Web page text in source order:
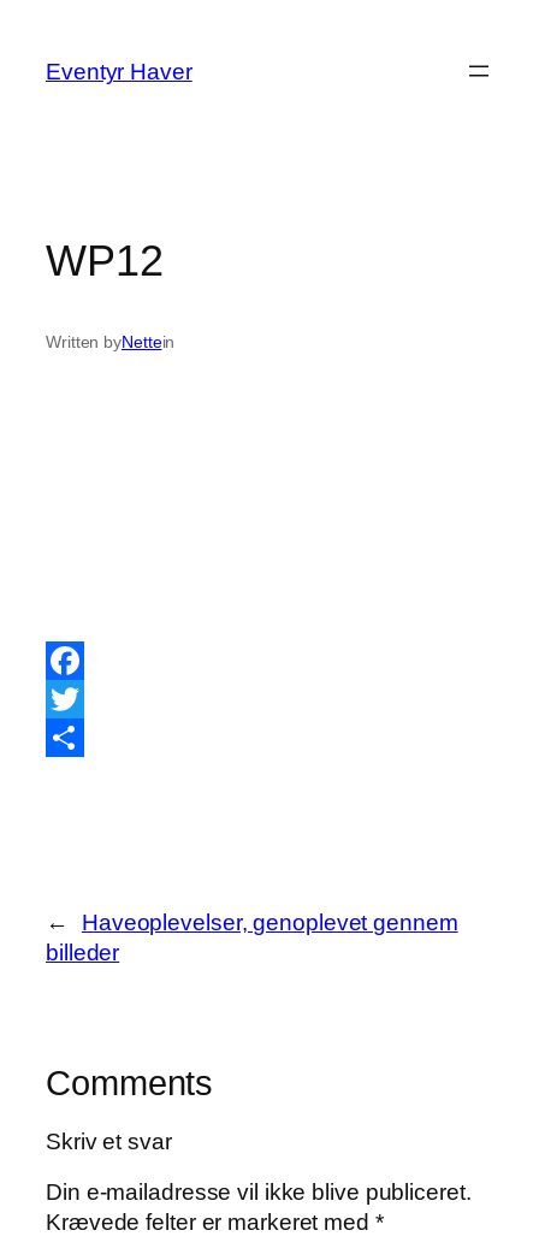
indhold
Eventyr Haver
WP12
Written byNettein
Facebook
Twitter
←
Haveoplevelser, genoplevet gennem
billeder
Comments
Skriv et svar
Din e-mailadresse vil ikke blive publiceret.
Krævede felter er markeret med *